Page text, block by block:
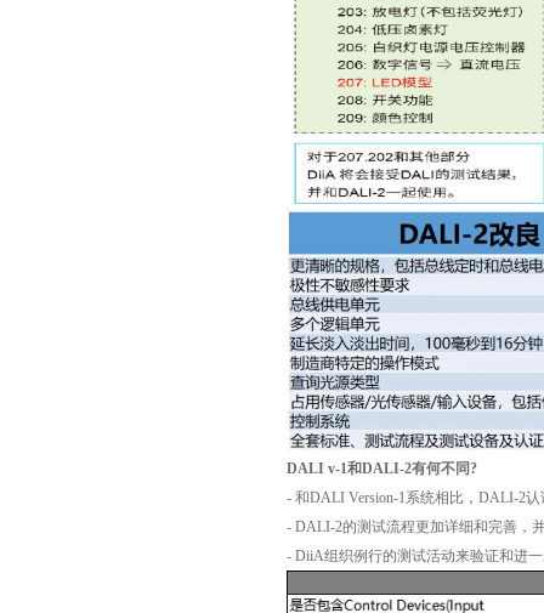
DALI v-1和DALI-2有何不同?
- 和DALI Version-1系统相比，DALI-2
- DALI-2的测试流程更加详细和完善，
- DiiA组织例行的测试活动来验证和进